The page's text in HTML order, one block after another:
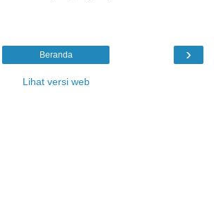
›
Beranda
Lihat versi web